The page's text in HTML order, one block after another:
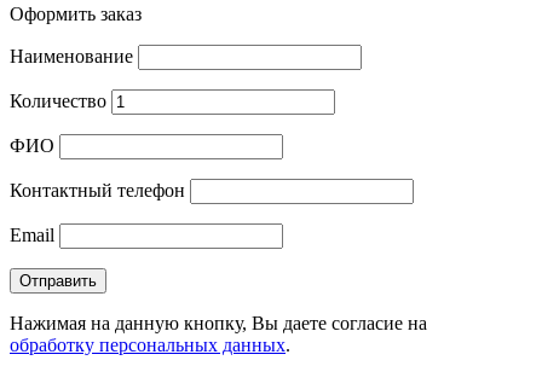
Оформить заказ
Наименование
Количество
ФИО
Контактный телефон
Email
Нажимая на данную кнопку, Вы даете согласие на
обработку персональных данных.